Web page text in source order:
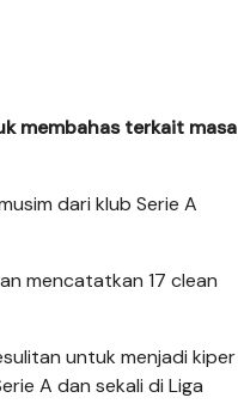
membahas terkait masa
dari klub Serie A
mencatatkan 17 clean
untuk menjadi kiper
A dan sekali di Liga